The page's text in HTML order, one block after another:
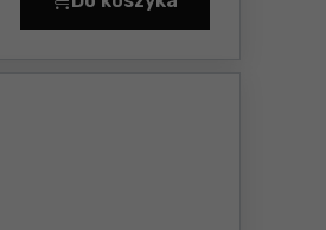
Przedłużacz 30 m na